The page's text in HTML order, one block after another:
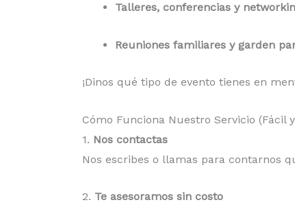
Talleres, conferencias y
Reuniones familiares y garden
¡Dinos qué tipo de evento tienes en
Cómo Funciona Nuestro Servicio (Fácil
1. Nos contactas
Nos escribes o llamas para contarnos
2. Te asesoramos sin costo